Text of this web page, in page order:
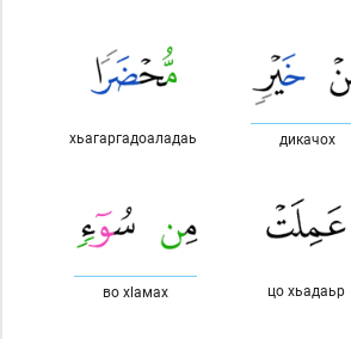
дикачох
хьагаргадоаладаь
цо хьадаьр
во хlамах